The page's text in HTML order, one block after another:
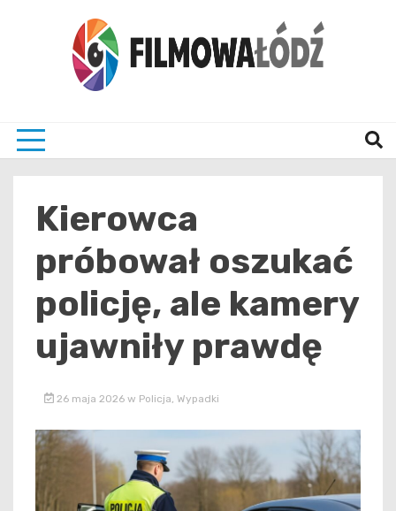
Kierowca
próbował oszukać
policję, ale kamery
ujawniły prawdę
26 maja 2026 w Policja Wypadki